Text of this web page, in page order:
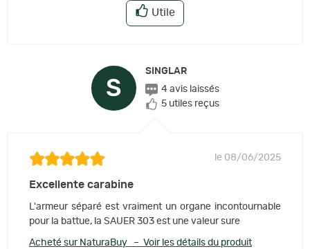
Utile
S
SINGLAR
4 avis laissés
5 utiles reçus
le 08/06/2025
Excellente carabine
L'armeur séparé est vraiment un organe incontournable
pour la battue, la SAUER 303 est une valeur sure
Acheté sur NaturaBuy – Voir les détails du produit